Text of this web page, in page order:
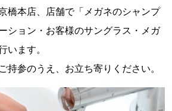
橋本店、店舗で「メガネのシャンプ
ション・お客様のサングラス・メガ
います。
持参のうえ、お立ち寄りください。